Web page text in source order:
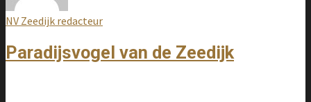
NV Zeedijk redacteur
Paradijsvogel van de Zeedijk